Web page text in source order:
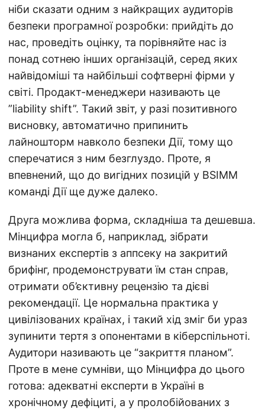
ніби сказати одним з найкращих аудиторів
безпеки програмної розробки: прийдіть до
нас, проведіть оцінку, та порівняйте нас із
понад сотнею інших організацій, серед яких
найвідоміші та найбільші софтверні фірми у
світі. Продакт-менеджери називають це
”liability shift”. Такий звіт, у разі позитивного
висновку, автоматично припинить
лайношторм навколо безпеки Дії, тому що
сперечатися з ним безглуздо. Проте, я
впевнений, що до вигідних позицій у BSIMM
команді Дії ще дуже далеко.
Друга можлива форма, складніша та дешевша.
Мінцифра могла б, наприклад, зібрати
визнаних експертів з аппсеку на закритий
брифінг, продемонструвати їм стан справ,
отримати об’єктивну рецензію та дієві
рекомендації. Це нормальна практика у
цивілізованих країнах, і такий хід зміг би ураз
зупинити тертя з опонентами в кіберспільноті.
Аудитори називають це “закриття планом”.
Проте в мене сумніви, що Мінцифра до цього
готова: адекватні експерти в Україні в
хронічному дефіциті, а у пролобійованих з